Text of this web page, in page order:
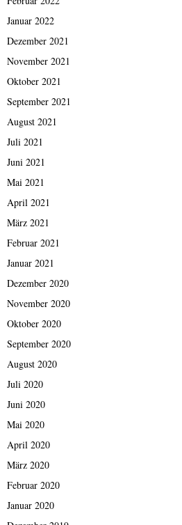
Januar 2022
Dezember 2021
November 2021
Oktober 2021
September 2021
August 2021
Juli 2021
Juni 2021
Mai 2021
April 2021
März 2021
Februar 2021
Januar 2021
Dezember 2020
November 2020
Oktober 2020
September 2020
August 2020
Juli 2020
Juni 2020
Mai 2020
April 2020
März 2020
Februar 2020
Januar 2020